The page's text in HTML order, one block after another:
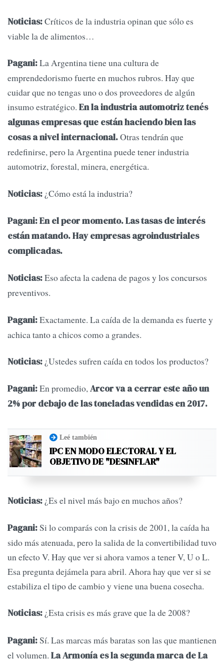
Noticias:Críticos de la industria opinan que sólo es
viable la de alimentos…
Pagani:La Argentina tiene una cultura de
emprendedorismo fuerte en muchos rubros. Hay que
cuidar que no tengas uno o dos proveedores de algún
insumo estratégico. En la industria automotriz tenés
algunas empresas que están haciendo bien las
cosas a nivel internacional.Otras tendrán que
redefinirse, pero la Argentina puede tener industria
automotriz, forestal, minera, energética.
Noticias: ¿Cómo está la industria?
Pagani:En el peor momento. Las tasas de interés
están matando. Hay empresas agroindustriales
complicadas.
Noticias:Eso afecta la cadena de pagos y los concursos
preventivos.
Pagani:Exactamente. La caída de la demanda es fuerte y
achica tanto a chicos como a grandes.
Noticias: ¿Ustedes sufren caída en todos los productos?
Pagani:En promedio,Arcor va a cerrar este año un
2% por debajo de las toneladas vendidas en 2017.
Leé también
IPC EN MODO ELECTORAL Y EL
OBJETIVO DE "DESINFLAR"
Noticias: ¿Es el nivel más bajo en muchos años?
Pagani:Si lo comparás con la crisis de 2001, la caída ha
sido más atenuada, pero la salida de la convertibilidad tuvo
un efecto V. Hay que ver si ahora vamos a tener V, U o L.
Esa pregunta dejámela para abril. Ahora hay que ver si se
estabiliza el tipo de cambio y viene una buena cosecha.
Noticias: ¿Esta crisis es más grave que la de 2008?
Pagani:Sí. Las marcas más baratas son las que mantienen
el volumen. La Armonía es la segunda marca de La